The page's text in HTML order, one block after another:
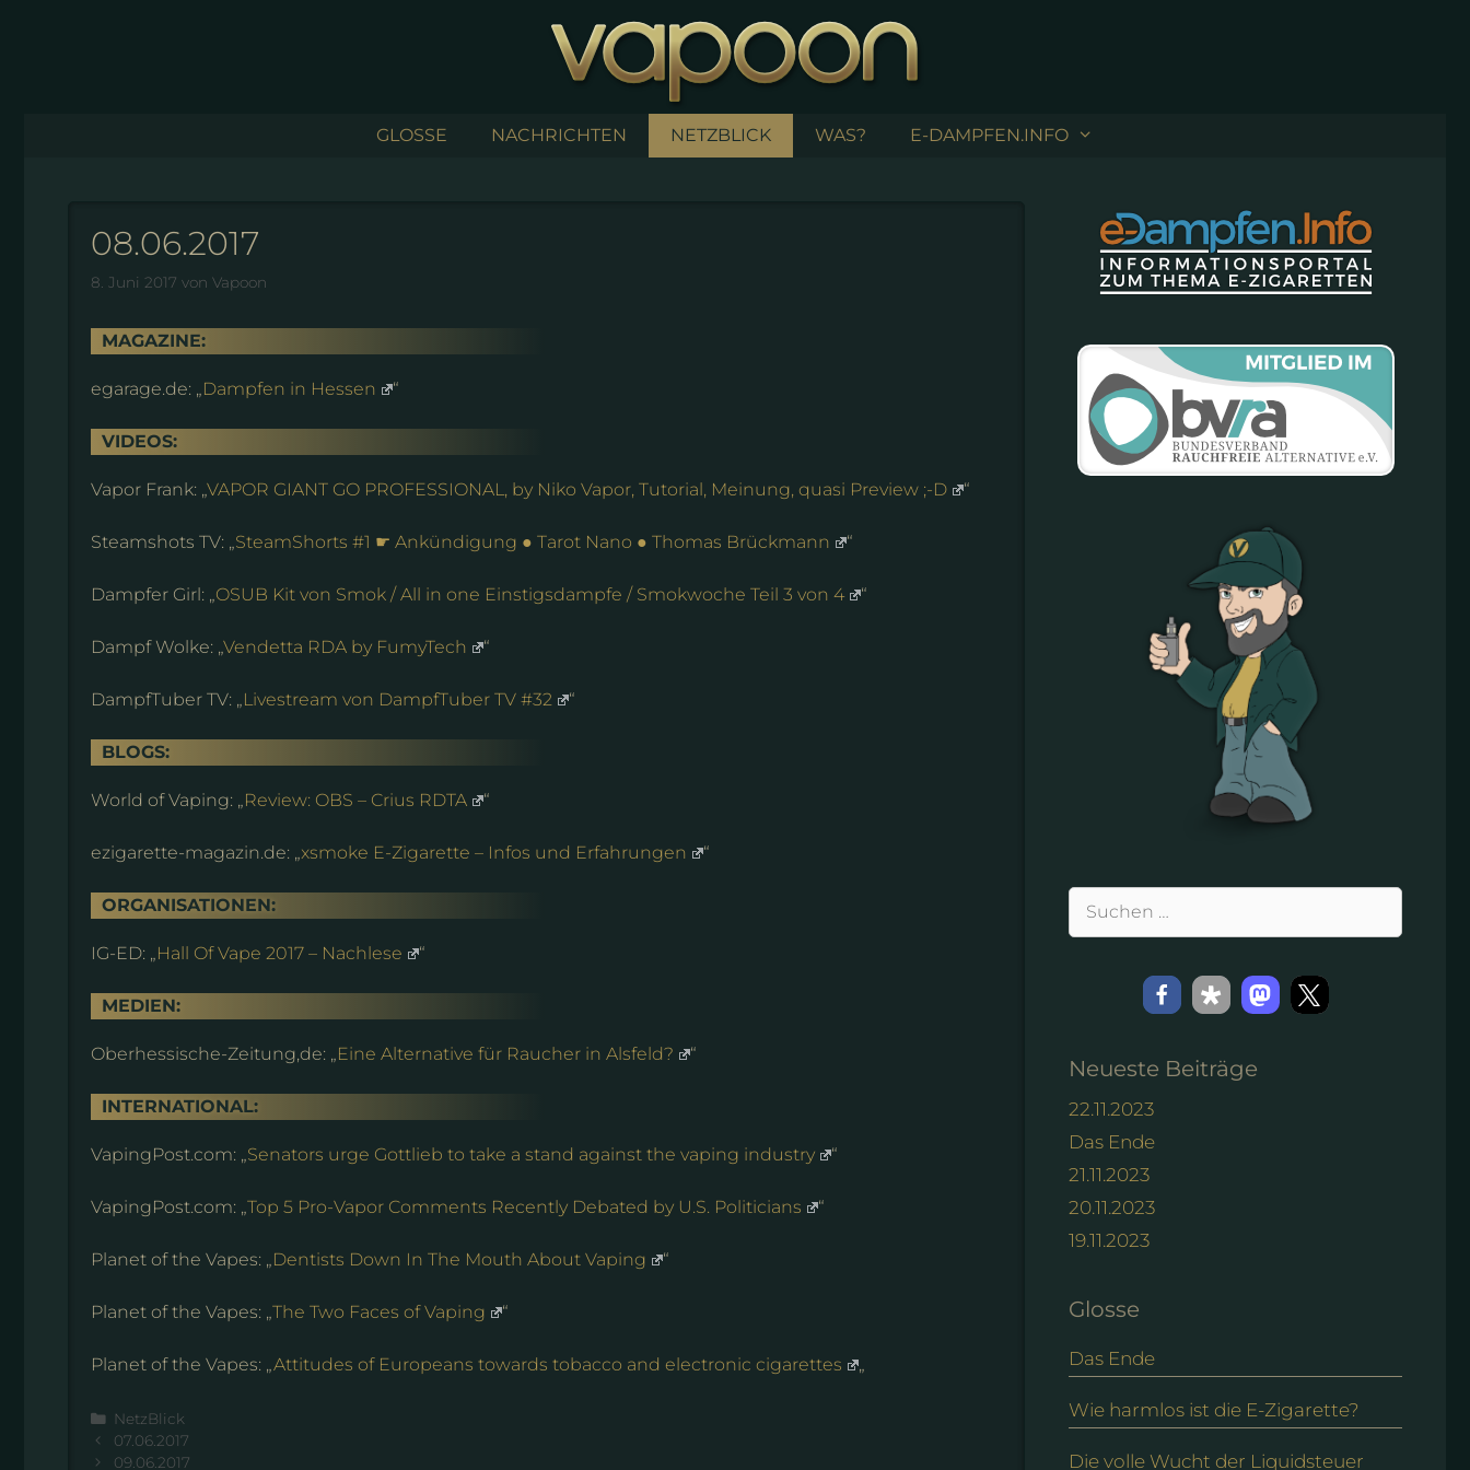
GLOSSE NACHRICHTEN NETZBLICK WAS? E-DAMPFEN.INFO
08.06.2017
8. Juni 2017 von Vapoon
MAGAZINE:
egarage.de: „ Dampfen in Hessen “
VIDEOS:
Vapor Frank: „VAPOR GIANT GO PROFESSIONAL, by Niko Vapor, Tutorial, Meinung, quasi Preview ;-D “
Steamshots TV: „ SteamShorts #1 ☛ Ankündigung ● Tarot Nano ● Thomas Brückmann “
Dampfer Girl: „ OSUB Kit von Smok / All in one Einstigsdampfe / Smokwoche Teil 3 von 4 “
Dampf Wolke: „Vendetta RDA by FumyTech “
DampfTuber TV: „ Livestream von DampfTuber TV #32 “
BLOGS:
World of Vaping: „ Review: OBS – Crius RDTA “
ezigarette-magazin.de: „ xsmoke E-Zigarette – Infos und Erfahrungen “
ORGANISATIONEN:
IG-ED: „ Hall Of Vape 2017 – Nachlese “
MEDIEN:
Oberhessische-Zeitung,de: „ Eine Alternative für Raucher in Alsfeld? “
INTERNATIONAL:
VapingPost.com: „ Senators urge Gottlieb to take a stand against the vaping industry “
VapingPost.com: „ Top 5 Pro-Vapor Comments Recently Debated by U.S. Politicians “
Planet of the Vapes: „ Dentists Down In The Mouth About Vaping “
Planet of the Vapes: „ The Two Faces of Vaping “
Planet of the Vapes: „ Attitudes of Europeans towards tobacco and electronic cigarettes „
Kategorien
NetzBlick
07.06.2017
09.06.2017
Suchen
Neueste Beiträge
22.11.2023
Das Ende
21.11.2023
20.11.2023
19.11.2023
Glosse
Das Ende
Wie harmlos ist die E-Zigarette?
Die volle Wucht der Liquidsteuer